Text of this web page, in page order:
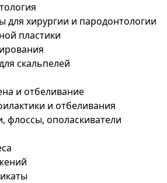
для хирургии и пародонтологии
пластики
скальпелей
и отбеливание
и отбеливания
флоссы, ополаскиватели